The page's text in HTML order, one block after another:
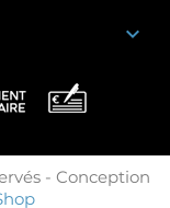

- Conception